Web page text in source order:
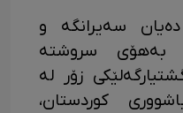
سەیرانگە و
بەهۆی سروشتە
زۆر لە
کوردستان،